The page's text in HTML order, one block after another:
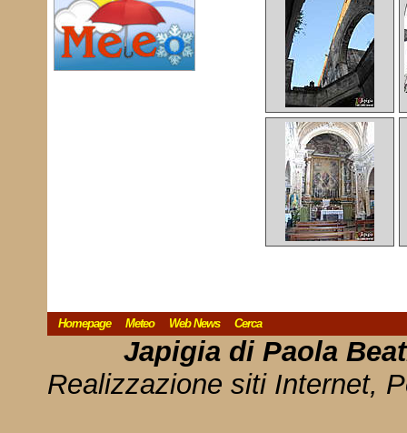
Homepage Meteo Web News Cerca
Japigia di Paola
Realizzazione siti Internet,